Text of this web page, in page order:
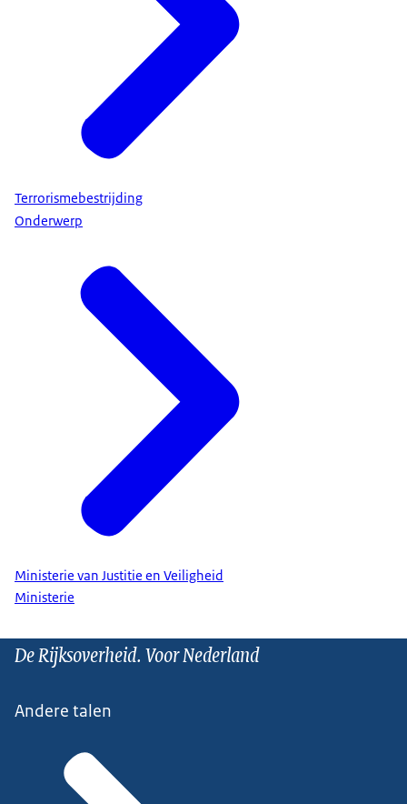
Terrorismebestrijding
Onderwerp
Ministerie van Justitie en Veiligheid
Ministerie
De Rijksoverheid. Voor Nederland
Andere talen